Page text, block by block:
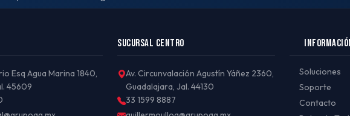
Esq Agua Marina 1840,
45609
SUCURSAL CENTRO
Av. Circunvalación Agustín Yáñez 2360,
Guadalajara, Jal. 44130
33 1599 8887
Soluciones
Soporte
Contacto